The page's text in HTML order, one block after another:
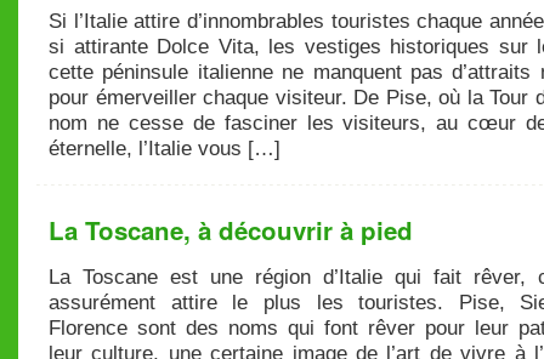
Si l’Italie attire d’innombrables touristes chaque
si attirante Dolce Vita, les vestiges historiques sur
cette péninsule italienne ne manquent pas d’attraits
pour émerveiller chaque visiteur. De Pise, où la Tour
nom ne cesse de fasciner les visiteurs, au cœur
éternelle, l’Italie vous […]
La Toscane, à découvrir à pied
La Toscane est une région d’Italie qui fait rêver,
assurément attire le plus les touristes. Pise,
Florence sont des noms qui font rêver pour leur
leur culture, une certaine image de l’art de vivre à